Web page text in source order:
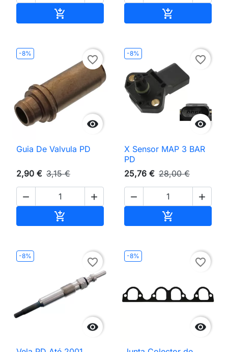
 
-8%

favorite_border
Guia De Valvula PD
2,90 € 3,15 €
 

-8%

favorite_border
X Sensor MAP 3 BAR
PD
25,76 € 28,00 €
 

-8%

favorite_border
-8%

favorite_border